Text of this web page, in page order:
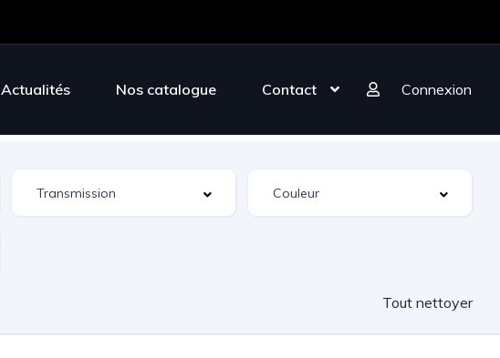
Actualités Nos catalogue Contact Connexion
Tout nettoyer